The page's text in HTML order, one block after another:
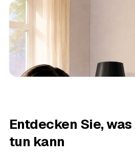
Entdecken Sie,
tun kann